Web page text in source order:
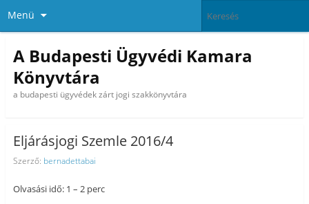
Menü
A Budapesti Ügyvédi Kamara
Könyvtára
a budapesti ügyvédek zárt jogi szakkönyvtára
Eljárásjogi Szemle 2016/4
Szerző: bernadettabai
Olvasási idő: 1 – 2 perc